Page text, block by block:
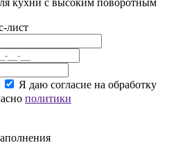
кухни с высоким поворотным
Я даю согласие на обработку
политики